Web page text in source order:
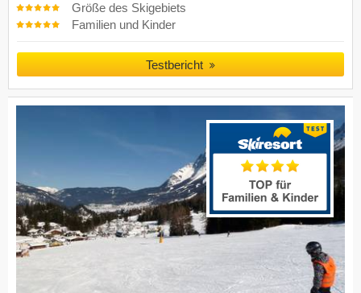
Größe des Skigebiets
Familien und Kinder
Testbericht